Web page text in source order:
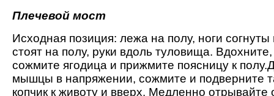
Плечевой мост
Исходная позиция: лежа на полу, ноги согнуты
стоят на полу, руки вдоль туловища.
сожмите ягодица и прижмите поясницу к
мышцы в напряжении, сожмите и подверните
копчик к животу и вверх. Медленно отрывайте